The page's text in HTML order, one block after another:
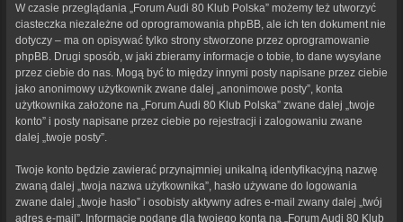
W czasie przeglądania „Forum Audi 80 Klub Polska” możemy też utworzyć
ciasteczka niezależne od oprogramowania phpBB, ale ich ten dokument nie
dotyczy – ma on opisywać tylko strony stworzone przez oprogramowanie
phpBB. Drugi sposób, w jaki zbieramy informacje o tobie, to dane wysyłane
przez ciebie do nas. Mogą być to między innymi posty napisane przez ciebie
jako anonimowy użytkownik zwane dalej „anonimowe posty”, konta
użytkownika założone na „Forum Audi 80 Klub Polska” zwane dalej „twoje
konto” i posty napisane przez ciebie po rejestracji i zalogowaniu zwane
dalej „twoje posty”.
Twoje konto będzie zawierać przynajmniej unikalną identyfikacyjną nazwę
zwaną dalej „twoja nazwa użytkownika”, hasło używane do logowania
zwane dalej „twoje hasło” i osobisty aktywny adres e-mail zwany dalej „twój
adres e-mail”. Informacje podane dla twojego konta na „Forum Audi 80 Klub